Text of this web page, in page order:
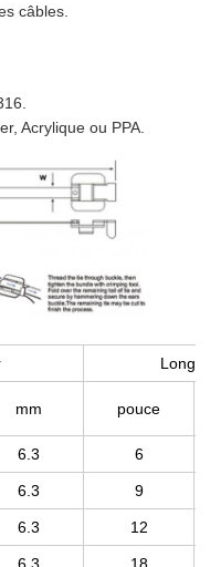
câbles.
Acrylique ou PPA.
mm pouce
6.3 6
6.3 9
6.3 12
6.3 18